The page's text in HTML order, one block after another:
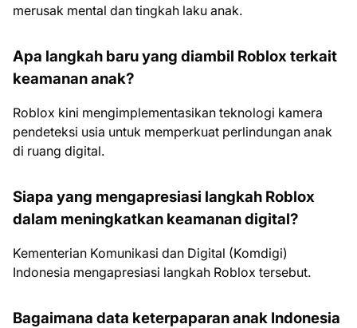
merusak mental dan tingkah laku anak.
Apa langkah baru yang diambil Roblox terkait
keamanan anak?
Roblox kini mengimplementasikan teknologi kamera
pendeteksi usia untuk memperkuat perlindungan anak
di ruang digital.
Siapa yang mengapresiasi langkah Roblox
dalam meningkatkan keamanan digital?
Kementerian Komunikasi dan Digital (Komdigi)
Indonesia mengapresiasi langkah Roblox tersebut.
Bagaimana data keterpaparan anak Indonesia